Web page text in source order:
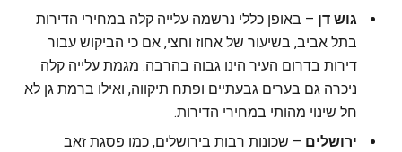
גוש דן – באופן כללי נרשמה עלייה קלה במחירי הדירות
בתל אביב, בשיעור של אחוז וחצי, אם כי הביקוש עבור
דירות בדרום העיר הינו גבוה בהרבה. מגמת עלייה קלה
ניכרה גם בערים גבעתיים ופתח תיקווה, ואילו ברמת גן לא
חל שינוי מהותי במחירי הדירות.
ירושלים – שכונות רבות בירושלים, כמו פסגת זאב